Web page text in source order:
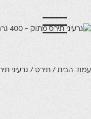
/ תירס/ גרעיני תירס מתוק –